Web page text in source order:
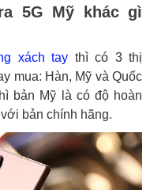
5G Mỹ khác gì
xách tay thì có 3 thị
mua: Hàn, Mỹ và Quốc
bản Mỹ là có độ hoàn
bản chính hãng.